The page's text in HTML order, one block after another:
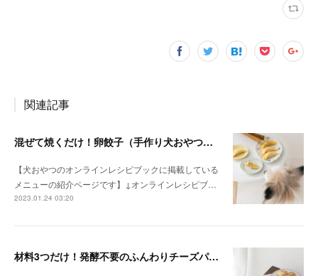
関連記事
混ぜて焼くだけ！卵餃子（手作り犬おやつレシピ）
【犬おやつのオンラインレシピブックに掲載している
メニューの紹介ページです】↓オンラインレシピブ…
2023.01.24 03:20
材料3つだけ！発酵不要のふんわりチーズパン（手作り犬おやつレシピ）